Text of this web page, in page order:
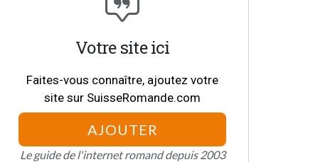
Votre site ici
Faites-vous connaître, ajoutez votre
site sur SuisseRomande.com
AJOUTER
Le guide de l'internet romand depuis 2003